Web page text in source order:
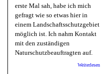
erste Mal sah, habe ich mich
gefragt wie so etwas hier in
einem Landschaftsschutzgebiet
möglich ist. Ich nahm Kontakt
mit den zuständigen
Naturschutzbeauftragten auf.
Weiterlesen